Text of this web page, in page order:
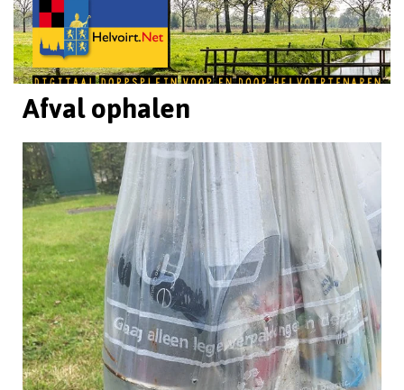
Afval ophalen